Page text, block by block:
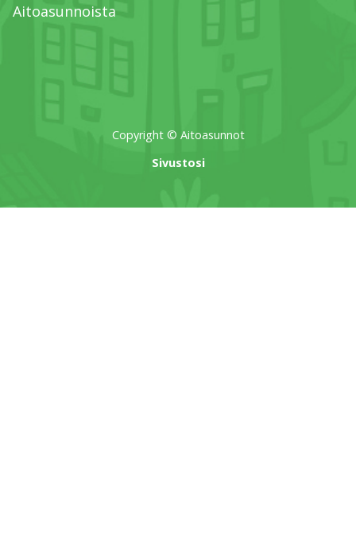
Aitoasunnoista
Copyright © Aitoasunnot
Sivustosi